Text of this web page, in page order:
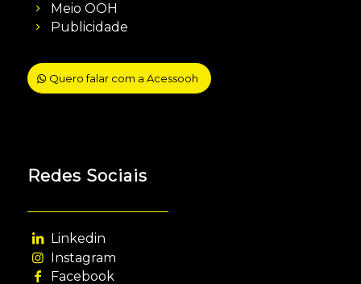
Meio OOH
Publicidade
Quero falar com a Acessooh
Redes Sociais
Linkedin
Instagram
Facebook